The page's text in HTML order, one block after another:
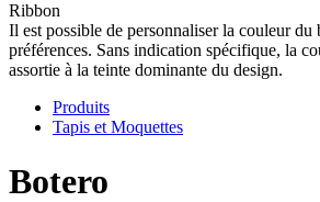
Ribbon
Il est possible de personnaliser la couleur du
préférences. Sans indication spécifique, la
assortie à la teinte dominante du design.
Produits
Tapis et Moquettes
Botero